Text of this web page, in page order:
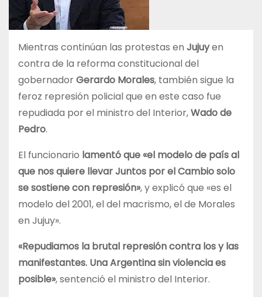
Mientras continúan las protestas en Jujuyen
contra de la reforma constitucional del
gobernadorGerardo Morales, también sigue la
feroz represión policial que en este caso fue
repudiada por el ministro del Interior,Wado de
Pedro.
El funcionario lamentó que «el modelo de país al
que nos quiere llevar Juntos por el Cambio solo
se sostiene con represión», y explicó que «es el
modelo del 2001, el del macrismo, el de Morales
en Jujuy».
«Repudiamos la brutal represión contra los y las
manifestantes. Una Argentina sin violencia es
posible», sentenció el ministro del Interior.